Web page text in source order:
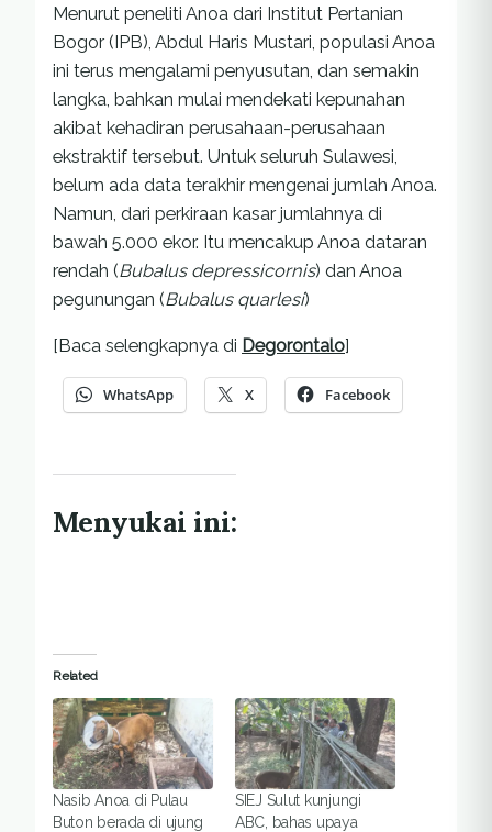
Menurut peneliti Anoa dari Institut Pertanian
Bogor (IPB), Abdul Haris Mustari, populasi Anoa
ini terus mengalami penyusutan, dan semakin
langka, bahkan mulai mendekati kepunahan
akibat kehadiran perusahaan-perusahaan
ekstraktif tersebut. Untuk seluruh Sulawesi,
belum ada data terakhir mengenai jumlah Anoa.
Namun, dari perkiraan kasar jumlahnya di
bawah 5.000 ekor. Itu mencakup Anoa dataran
rendah (Bubalus depressicornis) dan Anoa
pegunungan (Bubalus quarlesi)
[Baca selengkapnya di Degorontalo]
WhatsApp X Facebook
Menyukai ini:
Related
Nasib Anoa di Pulau
Buton berada di ujung
SIEJ Sulut kunjungi
ABC, bahas upaya